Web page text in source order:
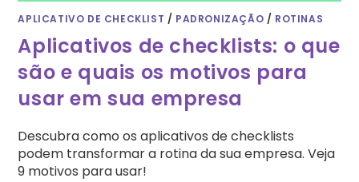
APLICATIVO DE CHECKLIST / PADRONIZAÇÃO / ROTINAS
Aplicativos de checklists: o que
são e quais os motivos para
usar em sua empresa
Descubra como os aplicativos de checklists
podem transformar a rotina da sua empresa. Veja
9 motivos para usar!